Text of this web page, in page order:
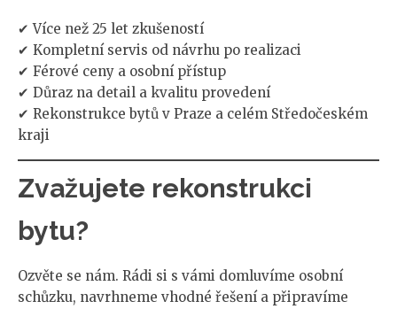
✔ Více než 25 let zkušeností
✔ Kompletní servis od návrhu po realizaci
✔ Férové ceny a osobní přístup
✔ Důraz na detail a kvalitu provedení
✔ Rekonstrukce bytů v Praze a celém Středočeském
kraji
Zvažujete rekonstrukci
bytu?
Ozvěte se nám. Rádi si s vámi domluvíme osobní
schůzku, navrhneme vhodné řešení a připravíme